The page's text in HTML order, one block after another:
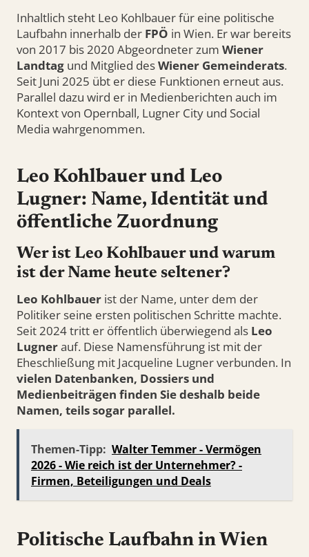
Inhaltlich steht Leo Kohlbauer für eine politische
Laufbahn innerhalb der FPÖ in Wien. Er war bereits
von 2017 bis 2020 Abgeordneter zum Wiener
Landtag und Mitglied desWiener Gemeinderats.
Seit Juni 2025 übt er diese Funktionen erneut aus.
Parallel dazu wird er in Medienberichten auch im
Kontext von Opernball, Lugner City und Social
Media wahrgenommen.
Leo Kohlbauer und Leo
Lugner: Name, Identität und
öffentliche Zuordnung
Wer ist Leo Kohlbauer und warum
ist der Name heute seltener?
Leo Kohlbauer ist der Name, unter dem der
Politiker seine ersten politischen Schritte machte.
Seit 2024 tritt er öffentlich überwiegend als Leo
Lugnerauf. Diese Namensführung ist mit der
Eheschließung mit Jacqueline Lugner verbunden. In
vielen Datenbanken, Dossiers und
Medienbeiträgen finden Sie deshalb beide
Namen, teils sogar parallel.
Themen-Tipp: Walter Temmer - Vermögen
2026 - Wie reich ist der Unternehmer? -
Firmen, Beteiligungen und Deals
Politische Laufbahn in Wien